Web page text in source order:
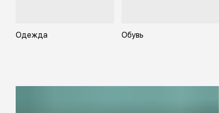
Одежда Обувь